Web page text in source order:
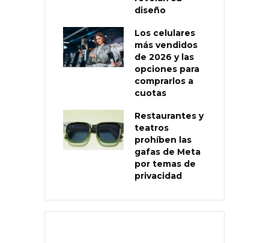
diseño
Los celulares
más vendidos
de 2026 y las
opciones para
comprarlos a
cuotas
Restaurantes y
teatros
prohíben las
gafas de Meta
por temas de
privacidad